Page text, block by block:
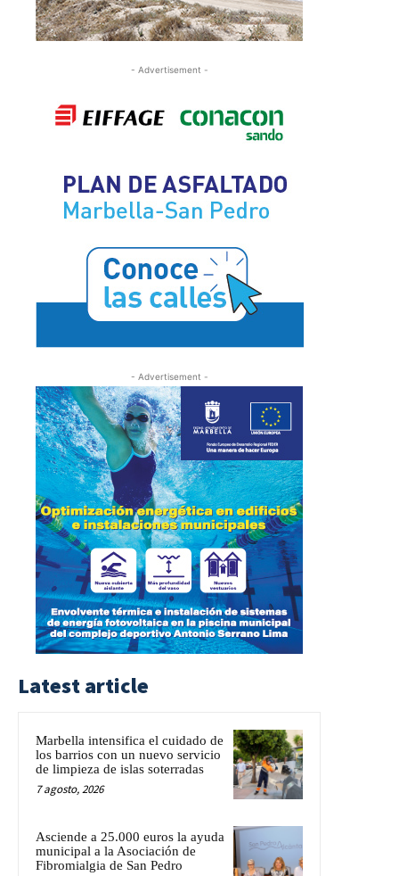
- Advertisement -
- Advertisement -
Latest article
Marbella intensifica el cuidado de
los barrios con un nuevo servicio
de limpieza de islas soterradas
7 agosto, 2026
Asciende a 25.000 euros la ayuda
municipal a la Asociación de
Fibromialgia de San Pedro